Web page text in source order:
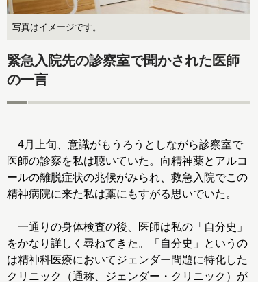
写真はイメージです。
緊急入院先の診察室で聞かされた医師
の一言
4月上旬、意識がもうろうとしながら診察室で
医師の診察を私は聴いていた。向精神薬とアルコ
ールの離脱症状の兆候がみられ、救急入院でこの
精神病院に来た私は藁にもすがる思いでいた。
一通りの身体検査の後、医師は私の「自分史」
をかなり詳しく尋ねてきた。「自分史」というの
は精神科医療においてジェンダー問題に特化した
クリニック（通称、ジェンダー・クリニック）が